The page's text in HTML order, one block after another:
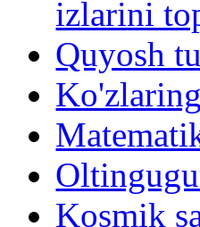
izlarini
Quyosh
Kosmik